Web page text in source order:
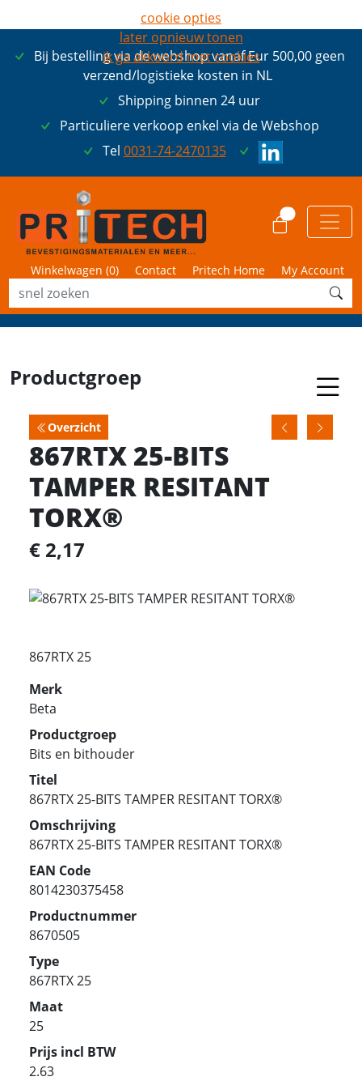
Bij bestelling via de webshop vanaf Eur 500,00 geen
verzend/logistieke kosten in NL
Shipping binnen 24 uur
Particuliere verkoop enkel via de Webshop
Tel 0031-74-2470135
Winkelwagen (0) Contact Pritech Home My Account
Productgroep
Overzicht
867RTX 25-BITS
TAMPER RESITANT
TORX®
€ 2,17
867RTX 25
Merk
Beta
Productgroep
Bits en bithouder
Titel
867RTX 25-BITS TAMPER RESITANT TORX®
Omschrijving
867RTX 25-BITS TAMPER RESITANT TORX®
EAN Code
8014230375458
Productnummer
8670505
Type
867RTX 25
Maat
25
Prijs incl BTW
2.63
cookie opties
later opnieuw tonen
ik ga akkoord met cookies